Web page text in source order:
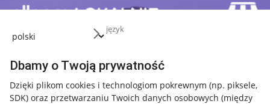
język
Dbamy o Twoją prywatność
Dzięki plikom cookies i technologiom pokrewnym (np. piksele,
SDK) oraz przetwarzaniu Twoich danych osobowych (między